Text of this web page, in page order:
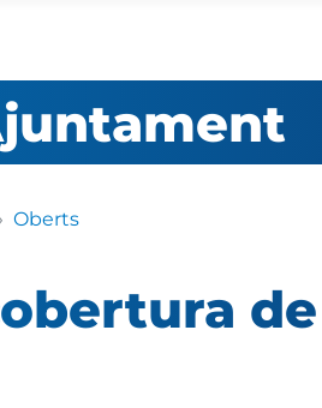
Oberts